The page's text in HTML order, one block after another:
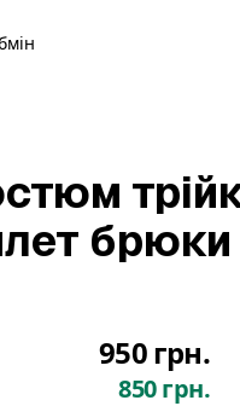
950 грн.
850 грн.